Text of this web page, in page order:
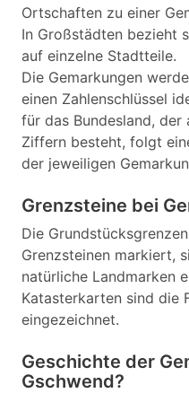
Ortschaften zu einer
In Großstädten bezieht
auf einzelne Stadtteile.
Die Gemarkungen
einen Zahlenschlüssel
für das Bundesland, der
Ziffern besteht, folgt
der jeweiligen
Grenzsteine bei
Die
Grenzsteinen markiert,
natürliche Landmarken
Katasterkarten sind die
eingezeichnet.
Geschichte der
Gschwend?